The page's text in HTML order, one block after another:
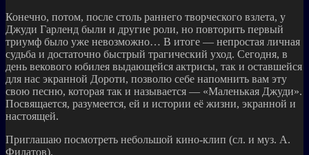
Конечно, потом, после столь раннего творческого взлета, у
Джуди Гарленд были и другие роли, но повторить первый
триумф было уже невозможно… В итоге — непростая личная
судьба и достаточно быстрый трагический уход. Сегодня, в
день векового юбилея выдающейся актрисы, так и оставшейся
для нас экранной Дороти, позволю себе напомнить вам эту
свою песню, которая так и называется — «Маленькая Джуди».
Посвящается, разумеется, ей и истории её жизни, экранной и
настоящей.
Приглашаю посмотреть небольшой кино-клип (сл. и муз. А.
Филатов).